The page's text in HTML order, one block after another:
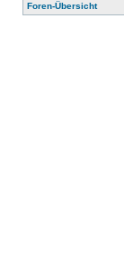
Foren-Übersicht